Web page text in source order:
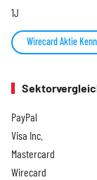
1J
Wirecard Aktie
PayPal
Visa Inc.
Mastercard
Wirecard